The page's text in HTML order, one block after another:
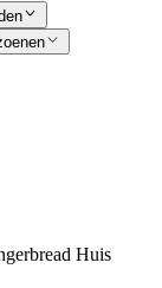
Huis